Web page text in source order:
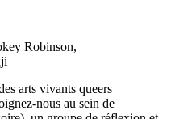
Robinson,
arts vivants queers
nous au sein de